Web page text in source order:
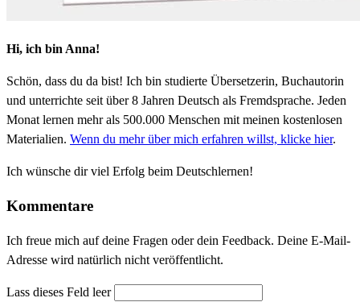
Hi, ich bin Anna!
Schön, dass du da bist! Ich bin studierte Übersetzerin, Buchautorin
und unterrichte seit über 8 Jahren Deutsch als Fremdsprache. Jeden
Monat lernen mehr als 500.000 Menschen mit meinen kostenlosen
Materialien. Wenn du mehr über mich erfahren willst, klicke hier.
Ich wünsche dir viel Erfolg beim Deutschlernen!
Kommentare
Ich freue mich auf deine Fragen oder dein Feedback. Deine E-Mail-
Adresse wird natürlich nicht veröffentlicht.
Lass dieses Feld leer